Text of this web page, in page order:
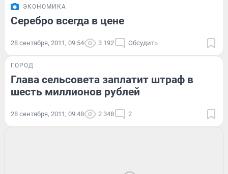
ЭКОНОМИКА
Серебро всегда в цене
28 сентября, 2011, 09:54 3 192 Обсудить
ГОРОД
Глава сельсовета заплатит штраф в
шесть миллионов рублей
28 сентября, 2011, 09:48 2 348 2